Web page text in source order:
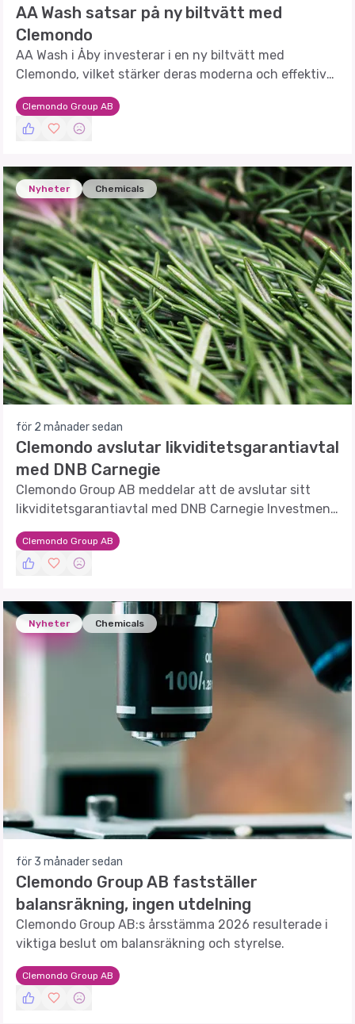
AA Wash satsar på ny biltvätt med
Clemondo
AA Wash i Åby investerar i en ny biltvätt med
Clemondo, vilket stärker deras moderna och effektiva
tvättverksamhet.
Clemondo Group AB
Nyheter Chemicals
för 2 månader sedan
Clemondo avslutar likviditetsgarantiavtal
med DNB Carnegie
Clemondo Group AB meddelar att de avslutar sitt
likviditetsgarantiavtal med DNB Carnegie Investment
Bank AB.
Clemondo Group AB
Nyheter Chemicals
för 3 månader sedan
Clemondo Group AB fastställer
balansräkning, ingen utdelning
Clemondo Group AB:s årsstämma 2026 resulterade i
viktiga beslut om balansräkning och styrelse.
Clemondo Group AB